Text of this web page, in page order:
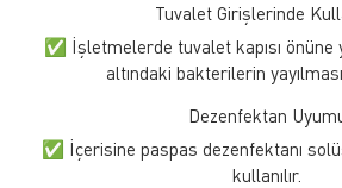
Tuvalet Girişlerinde
✅ İşletmelerde tuvalet kapısı
altındaki bakterilerin
Dezenfektan
✅ İçerisine paspas dezenfektanı
kullanılır.